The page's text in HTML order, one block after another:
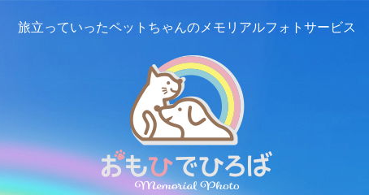
旅立っていったペットちゃんの メモリアルフォトサービス